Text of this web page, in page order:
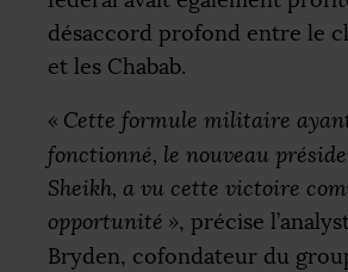
désaccord profond entre le
et les Chabab.
« Cette formule militaire
fonctionné, le nouveau
Sheikh, a vu cette victoire
opportunité », précise
Bryden, cofondateur du